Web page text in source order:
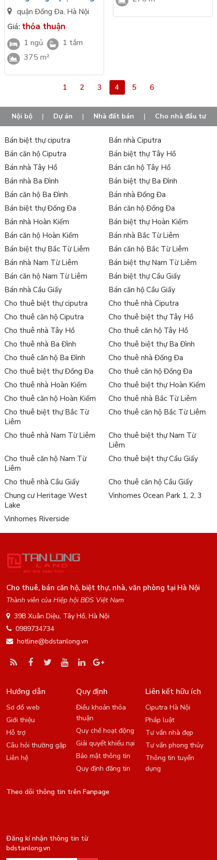
Đa- Hà Nội
quận Đống Đa, Hà Nội
Giá: thỏa thuận
1 ngủ
1 tắm
375 m²
1 2 3 4 5 6
Nội bộ | Dự án | Nhà đất bán | Cho nhà đầu tư
Bán biệt thự ciputra
Bán nhà Ciputra
Bán căn hộ Ciputra
Bán biệt thự Tây Hồ
Bán nhà Tây Hồ
Bán căn hộ Tây Hồ
Bán nhà Ba Đình
Bán biệt thự Ba Đình
Bán căn hộ Ba Đình
Bán nhà Đống Đa
Bán biệt thự Đống Đa
Bán căn hộ Đống Đa
Bán nhà Hoàn Kiếm
Bán biệt thự Hoàn Kiếm
Bán căn hộ Hoàn Kiếm
Bán nhà Bắc Từ Liêm
Bán biệt thự Bắc Từ Liêm
Bán căn hộ Bắc Từ Liêm
Bán nhà Nam Từ Liêm
Bán biệt thự Nam Từ Liêm
Bán căn hộ Nam Từ Liêm
Bán biệt thự Cầu Giấy
Bán nhà Cầu Giấy
Bán căn hộ Cầu Giấy
Cho thuê biệt thự ciputra
Cho thuê nhà Ciputra
Cho thuê căn hộ Ciputra
Cho thuê biệt thự Tây Hồ
Cho thuê nhà Tây Hồ
Cho thuê căn hộ Tây Hồ
Cho thuê nhà Ba Đình
Cho thuê biệt thự Ba Đình
Cho thuê căn hộ Ba Đình
Cho thuê nhà Đống Đa
Cho thuê biệt thự Đống Đa
Cho thuê căn hộ Đống Đa
Cho thuê nhà Hoàn Kiếm
Cho thuê biệt thự Hoàn Kiếm
Cho thuê căn hộ Hoàn Kiếm
Cho thuê nhà Bắc Từ Liêm
Cho thuê biệt thự Bắc Từ
Liêm
Cho thuê căn hộ Bắc Từ Liêm
Cho thuê nhà Nam Từ Liêm
Cho thuê biệt thự Nam Từ
Liêm
Cho thuê căn hộ Nam Từ
Liêm
Cho thuê biệt thự Cầu Giấy
Cho thuê nhà Cầu Giấy
Cho thuê căn hộ Cầu Giấy
Chung cư Heritage West
Lake
Vinhomes Ocean Park 1, 2, 3
Vinhomes Riverside
Cho thuê, bán căn hộ, biệt thự, nhà, văn phòng tại Hà Nội
Thành viên của Hiệp hội BĐS Việt Nam
39B Xuân Diệu, Tây Hồ, Hà Nội
0989734734
hotline@bdstanlong.vn
Hướng dẫn
Sơ đồ web
Giới thiệu
Hỗ trợ
Câu hỏi thường gặp
Liên hệ
Quy định
Điều khoản thỏa
thuận
Quy chế hoạt động
Giải quyết khiếu nại
Bảo mật thông tin
Quy định đăng tin
Liên kết hữu ích
Ciputra Hà Nội
Pháp luật
Tư vấn nhà đẹp
Tư vấn phong thủy
Thông tin tuyển
dụng
Theo dõi thông tin trên Fanpage
Đăng kí nhận thông tin từ
bdstanlong.vn